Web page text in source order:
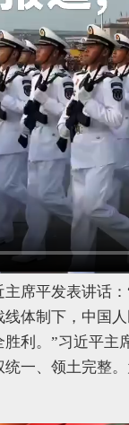
主席平发表讲话
线体制下，中国
利。”习近平主
统一、领土完整